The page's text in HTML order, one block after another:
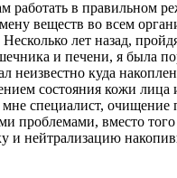
работать в правильном
веществ во всем
лет назад,
и печени, я была
неизвестно куда
состояния кожи лица
специалист, очищение
проблемами, вместо
и нейтрализацию